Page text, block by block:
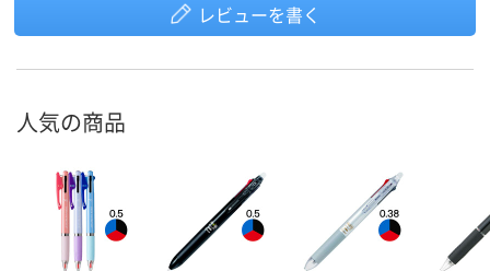
レビューを書く
人気の商品